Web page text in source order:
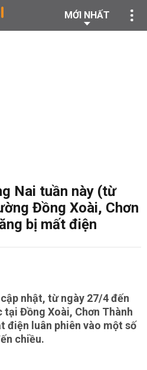
MỚI NHẤT
Nai tuần này (từ
Đồng Xoài, Chơn
bị mất điện
nhật, từ ngày 27/4 đến
tại Đồng Xoài, Chơn Thành
điện luân phiên vào một số
chiều.